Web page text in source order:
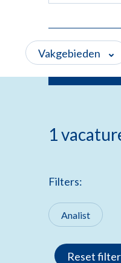
Vakgebieden
1
Filters:
Analist
Reset